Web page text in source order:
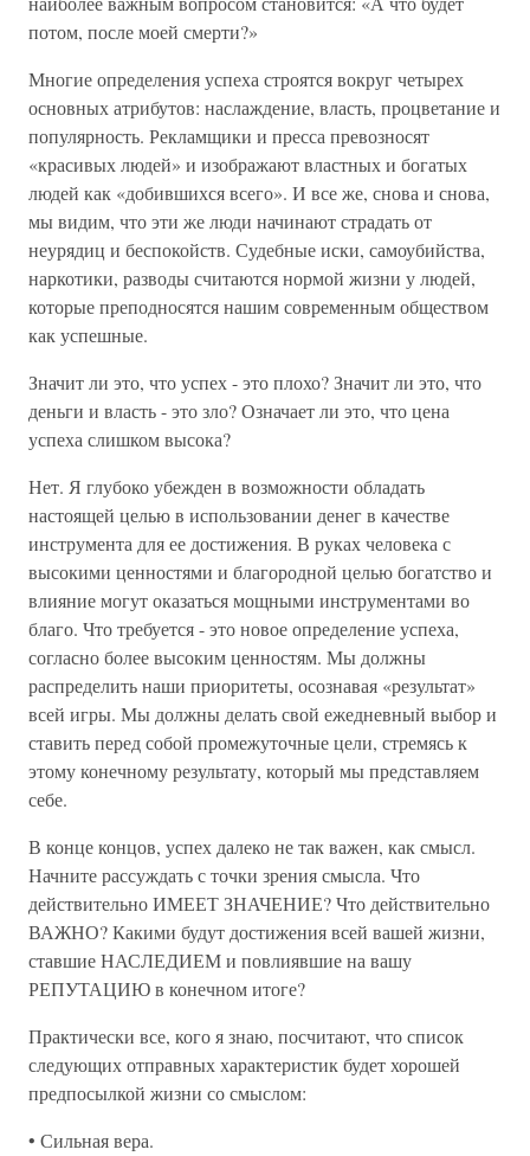
потом, после моей смерти?»
Многие определения успеха строятся вокруг четырех
основных атрибутов: наслаждение, власть, процветание и
популярность. Рекламщики и пресса превозносят
«красивых людей» и изображают властных и богатых
людей как «добившихся всего». И все же, снова и снова,
мы видим, что эти же люди начинают страдать от
неурядиц и беспокойств. Судебные иски, самоубийства,
наркотики, разводы считаются нормой жизни у людей,
которые преподносятся нашим современным обществом
как успешные.
Значит ли это, что успех - это плохо? Значит ли это, что
деньги и власть - это зло? Означает ли это, что цена
успеха слишком высока?
Нет. Я глубоко убежден в возможности обладать
настоящей целью в использовании денег в качестве
инструмента для ее достижения. В руках человека с
высокими ценностями и благородной целью богатство и
влияние могут оказаться мощными инструментами во
благо. Что требуется - это новое определение успеха,
согласно более высоким ценностям. Мы должны
распределить наши приоритеты, осознавая «результат»
всей игры. Мы должны делать свой ежедневный выбор и
ставить перед собой промежуточные цели, стремясь к
этому конечному результату, который мы представляем
себе.
В конце концов, успех далеко не так важен, как смысл.
Начните рассуждать с точки зрения смысла. Что
действительно ИМЕЕТ ЗНАЧЕНИЕ? Что действительно
ВАЖНО? Какими будут достижения всей вашей жизни,
ставшие НАСЛЕДИЕМ и повлиявшие на вашу
РЕПУТАЦИЮ в конечном итоге?
Практически все, кого я знаю, посчитают, что список
следующих отправных характеристик будет хорошей
предпосылкой жизни со смыслом:
• Сильная вера.